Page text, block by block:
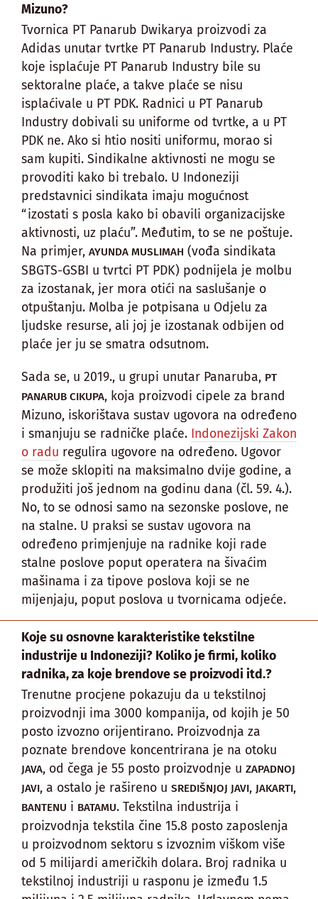
Mizuno?
Tvornica PT Panarub Dwikarya proizvodi za
Adidas unutar tvrtke PT Panarub Industry. Plaće
koje isplaćuje PT Panarub Industry bile su
sektoralne plaće, a takve plaće se nisu
isplaćivale u PT PDK. Radnici u PT Panarub
Industry dobivali su uniforme od tvrtke, a u PT
PDK ne. Ako si htio nositi uniformu, morao si
sam kupiti. Sindikalne aktivnosti ne mogu se
provoditi kako bi trebalo. U Indoneziji
predstavnici sindikata imaju mogućnost
“izostati s posla kako bi obavili organizacijske
aktivnosti, uz plaću”. Međutim, to se ne poštuje.
Na primjer, AYUNDA MUSLIMAH (vođa sindikata
SBGTS-GSBI u tvrtci PT PDK) podnijela je molbu
za izostanak, jer mora otići na saslušanje o
otpuštanju. Molba je potpisana u Odjelu za
ljudske resurse, ali joj je izostanak odbijen od
plaće jer ju se smatra odsutnom.
Sada se, u 2019., u grupi unutar Panaruba, PT
PANARUB CIKUPA, koja proizvodi cipele za brand
Mizuno, iskorištava sustav ugovora na određeno
i smanjuju se radničke plaće. Indonezijski Zakon
o radu regulira ugovore na određeno. Ugovor
se može sklopiti na maksimalno dvije godine, a
produžiti još jednom na godinu dana (čl. 59. 4.).
No, to se odnosi samo na sezonske poslove, ne
na stalne. U praksi se sustav ugovora na
određeno primjenjuje na radnike koji rade
stalne poslove poput operatera na šivaćim
mašinama i za tipove poslova koji se ne
mijenjaju, poput poslova u tvornicama odjeće.
Koje su osnovne karakteristike tekstilne
industrije u Indoneziji? Koliko je firmi, koliko
radnika, za koje brendove se proizvodi itd.?
Trenutne procjene pokazuju da u tekstilnoj
proizvodnji ima 3000 kompanija, od kojih je 50
posto izvozno orijentirano. Proizvodnja za
poznate brendove koncentrirana je na otoku
JAVA, od čega je 55 posto proizvodnje u ZAPADNOJ
JAVI, a ostalo je rašireno u SREDIŠNJOJ JAVI, JAKARTI,
BANTENU i BATAMU. Tekstilna industrija i
proizvodnja tekstila čine 15.8 posto zaposlenja
u proizvodnom sektoru s izvoznim viškom više
od 5 milijardi američkih dolara. Broj radnika u
tekstilnoj industriji u rasponu je između 1.5